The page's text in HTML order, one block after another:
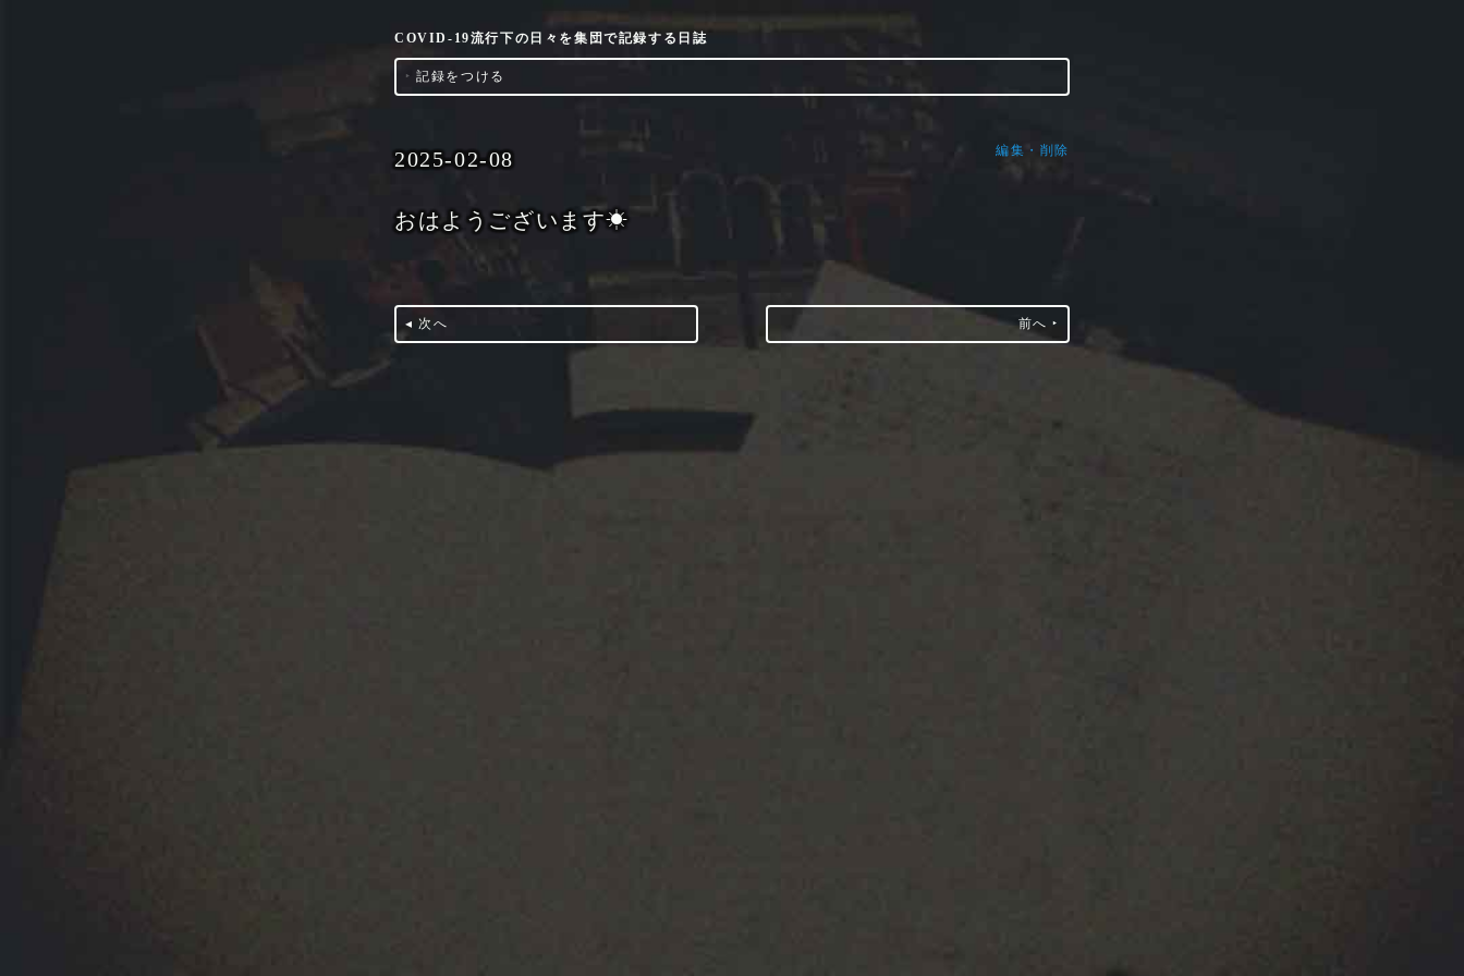
COVID-19流行下の日々を集団で記録する日誌
‣ 記録をつける
2025-02-08 編集・削除
おはようございます☀
◂ 次へ 前へ ‣